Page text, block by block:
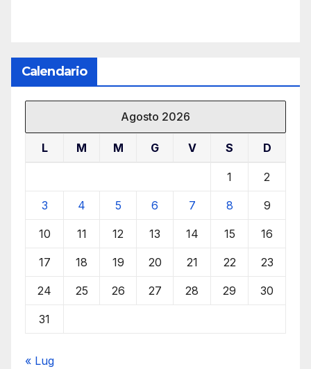
Calendario
Agosto 2026
L M M G V S D
1 2
3 4 5 6 7 8 9
10 11 12 13 14 15 16
17 18 19 20 21 22 23
24 25 26 27 28 29 30
31
« Lug